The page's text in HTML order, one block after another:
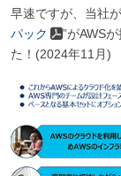
早速ですが、当社
パック
”がAWS
た！(2024年11月)